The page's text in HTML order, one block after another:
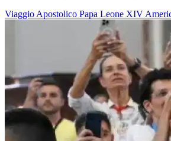
Viaggio Apostolico Papa Leone XIV